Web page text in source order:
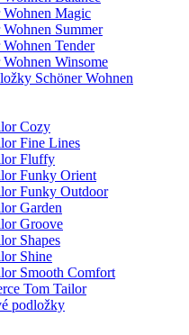
Wohnen Magic
Summer
Tender
Winsome
Schöner Wohnen
Cozy
Fine Lines
Fluffy
Funky Orient
Funky Outdoor
Garden
Groove
Shapes
Shine
Smooth Comfort
Tom Tailor
podložky